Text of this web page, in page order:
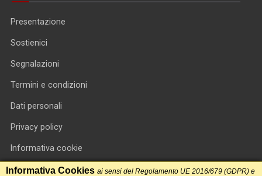
Presentazione
Sostienici
Segnalazioni
Termini e condizioni
Dati personali
Privacy policy
Informativa cookie
RSS feed
Informativa Cookies ai sensi del Regolamento UE 2016/679 (GDPR) e